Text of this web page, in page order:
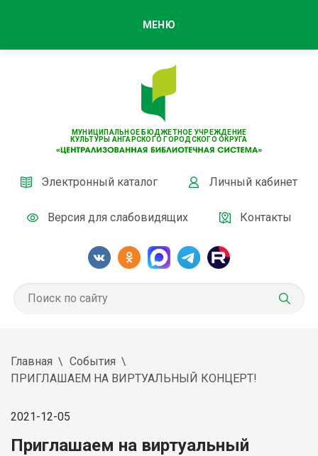
МУНИЦИПАЛЬНОЕ БЮДЖЕТНОЕ УЧРЕЖДЕНИЕ
КУЛЬТУРЫ АНГАРСКОГО ГОРОДСКОГО ОКРУГА
Электронный каталог Личный кабинет
Версия для слабовидящих Контакты
МЕНЮ
Главная
События
ПРИГЛАШАЕМ НА ВИРТУАЛЬНЫЙ КОНЦЕРТ!
2021-12-05
Приглашаем на виртуальный